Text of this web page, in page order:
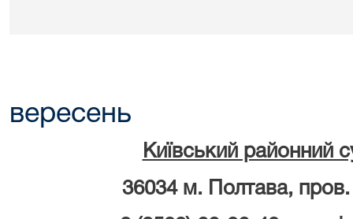
вересень
Київський районний
36034 м. Полтава,